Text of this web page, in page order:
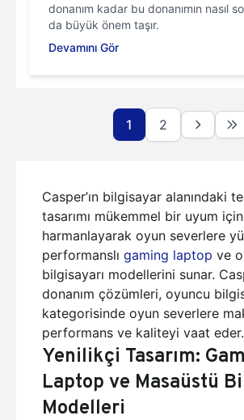
donanım kadar bu donanımın nasıl
da büyük önem taşır.
Devamını Gör
1 2
Casper’ın bilgisayar alanındaki
tasarımı mükemmel bir uyum
harmanlayarak oyun severlere
performanslı gaming laptop ve
bilgisayarı modellerini sunar.
donanım çözümleri, oyuncu
kategorisinde oyun severlere
performans ve kaliteyi vaat eder.
Yenilikçi Tasarım:
Laptop ve Masaüstü
Modelleri